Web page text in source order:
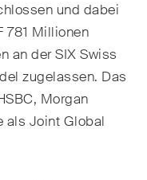
und dabei
781 Millionen
an der SIX Swiss
zugelassen. Das
Morgan
als Joint Global